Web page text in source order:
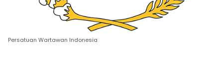
Persatuan Wartawan Indonesia